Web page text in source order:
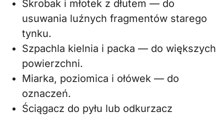
Skrobak i młotek z dłutem — do
usuwania luźnych fragmentów starego
tynku.
Szpachla kielnia i packa — do większych
powierzchni.
Miarka, poziomica i ołówek — do
oznaczeń.
Ściągacz do pyłu lub odkurzacz